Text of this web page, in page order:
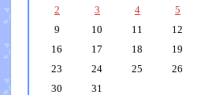
2
3 4 5
9
10 11 12
16
17 18 19
23
24 25 26
30
31